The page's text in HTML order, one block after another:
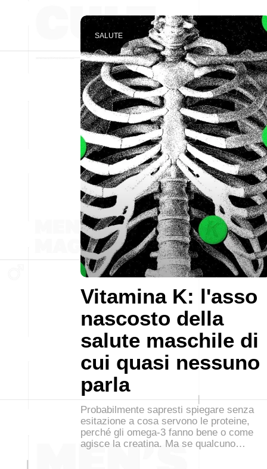
Vitamina K: l'asso
nascosto della
salute maschile di
cui quasi nessuno
parla
SALUTE
Probabilmente sapresti spiegare senza
esitazione a cosa servono le proteine,
perché gli omega-3 fanno bene o come
agisce la creatina. Ma se qualcuno…